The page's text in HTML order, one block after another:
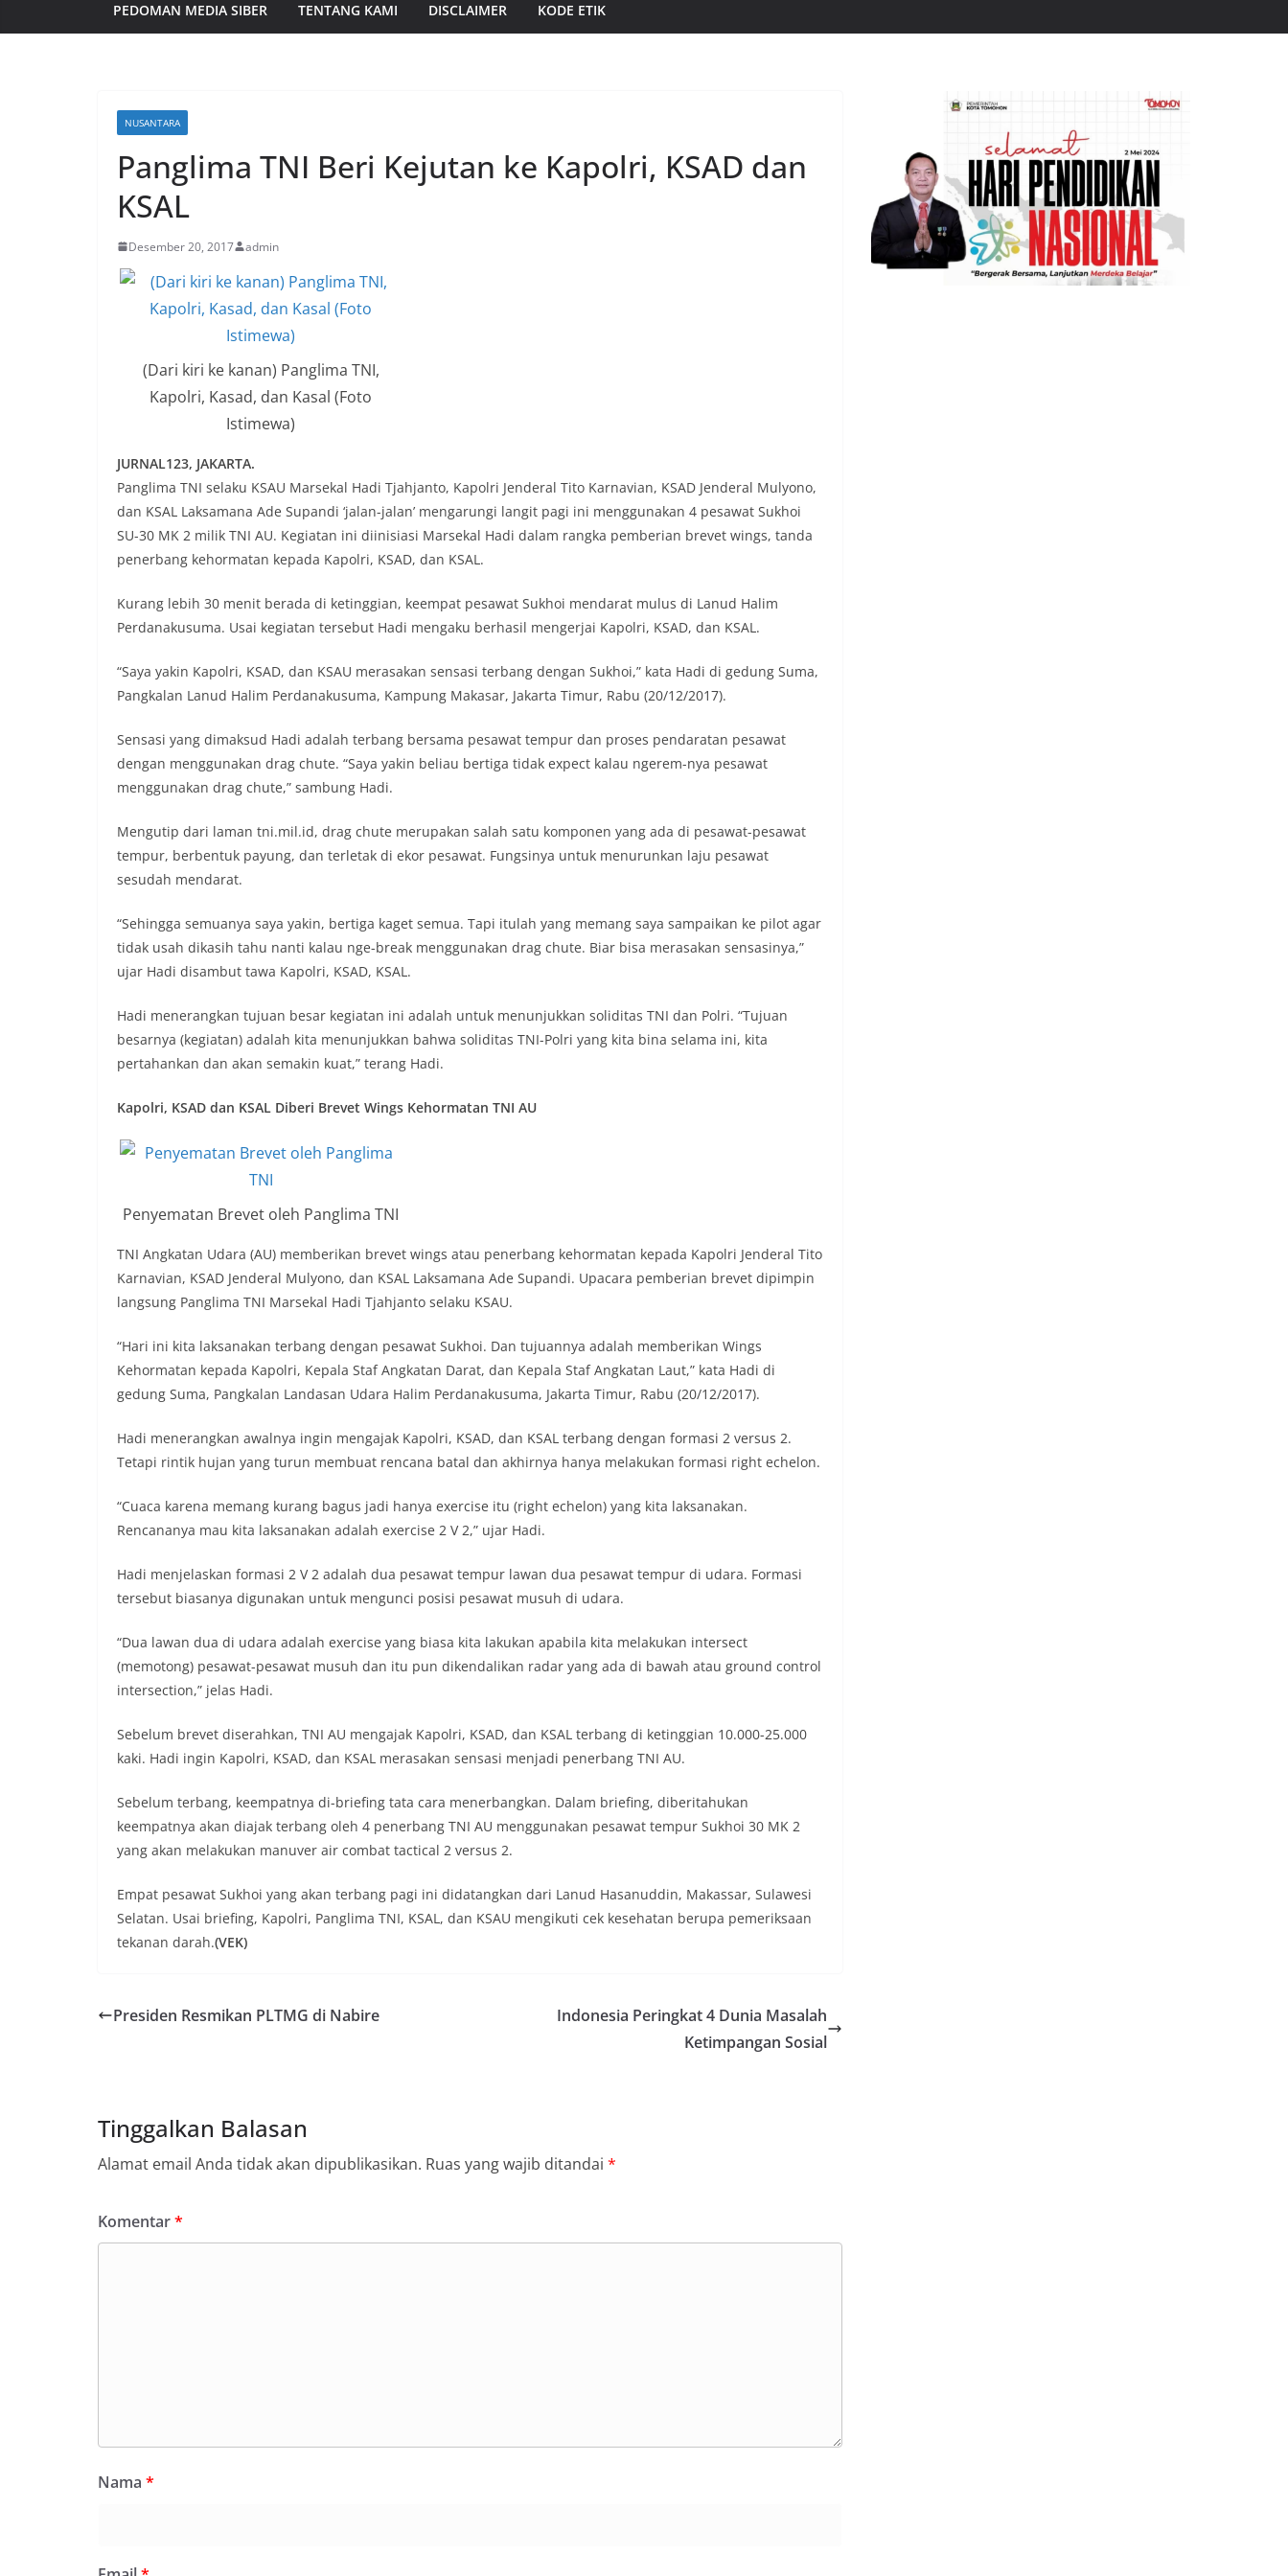
PEDOMAN MEDIA SIBER TENTANG KAMI DISCLAIMER KODE ETIK
NUSANTARA
Panglima TNI Beri Kejutan ke Kapolri, KSAD dan
KSAL
Desember 20, 2017 admin
(Dari kiri ke kanan) Panglima TNI,
Kapolri, Kasad, dan Kasal (Foto
Istimewa)
JURNAL123, JAKARTA.
Panglima TNI selaku KSAU Marsekal Hadi Tjahjanto, Kapolri Jenderal Tito Karnavian, KSAD Jenderal Mulyono,
dan KSAL Laksamana Ade Supandi ‘jalan-jalan’ mengarungi langit pagi ini menggunakan 4 pesawat Sukhoi
SU-30 MK 2 milik TNI AU. Kegiatan ini diinisiasi Marsekal Hadi dalam rangka pemberian brevet wings, tanda
penerbang kehormatan kepada Kapolri, KSAD, dan KSAL.
Kurang lebih 30 menit berada di ketinggian, keempat pesawat Sukhoi mendarat mulus di Lanud Halim
Perdanakusuma. Usai kegiatan tersebut Hadi mengaku berhasil mengerjai Kapolri, KSAD, dan KSAL.
“Saya yakin Kapolri, KSAD, dan KSAU merasakan sensasi terbang dengan Sukhoi,” kata Hadi di gedung Suma,
Pangkalan Lanud Halim Perdanakusuma, Kampung Makasar, Jakarta Timur, Rabu (20/12/2017).
Sensasi yang dimaksud Hadi adalah terbang bersama pesawat tempur dan proses pendaratan pesawat
dengan menggunakan drag chute. “Saya yakin beliau bertiga tidak expect kalau ngerem-nya pesawat
menggunakan drag chute,” sambung Hadi.
Mengutip dari laman tni.mil.id, drag chute merupakan salah satu komponen yang ada di pesawat-pesawat
tempur, berbentuk payung, dan terletak di ekor pesawat. Fungsinya untuk menurunkan laju pesawat
sesudah mendarat.
“Sehingga semuanya saya yakin, bertiga kaget semua. Tapi itulah yang memang saya sampaikan ke pilot agar
tidak usah dikasih tahu nanti kalau nge-break menggunakan drag chute. Biar bisa merasakan sensasinya,”
ujar Hadi disambut tawa Kapolri, KSAD, KSAL.
Hadi menerangkan tujuan besar kegiatan ini adalah untuk menunjukkan soliditas TNI dan Polri. “Tujuan
besarnya (kegiatan) adalah kita menunjukkan bahwa soliditas TNI-Polri yang kita bina selama ini, kita
pertahankan dan akan semakin kuat,” terang Hadi.
Kapolri, KSAD dan KSAL Diberi Brevet Wings Kehormatan TNI AU
Penyematan Brevet oleh Panglima TNI
TNI Angkatan Udara (AU) memberikan brevet wings atau penerbang kehormatan kepada Kapolri Jenderal Tito
Karnavian, KSAD Jenderal Mulyono, dan KSAL Laksamana Ade Supandi. Upacara pemberian brevet dipimpin
langsung Panglima TNI Marsekal Hadi Tjahjanto selaku KSAU.
“Hari ini kita laksanakan terbang dengan pesawat Sukhoi. Dan tujuannya adalah memberikan Wings
Kehormatan kepada Kapolri, Kepala Staf Angkatan Darat, dan Kepala Staf Angkatan Laut,” kata Hadi di
gedung Suma, Pangkalan Landasan Udara Halim Perdanakusuma, Jakarta Timur, Rabu (20/12/2017).
Hadi menerangkan awalnya ingin mengajak Kapolri, KSAD, dan KSAL terbang dengan formasi 2 versus 2.
Tetapi rintik hujan yang turun membuat rencana batal dan akhirnya hanya melakukan formasi right echelon.
“Cuaca karena memang kurang bagus jadi hanya exercise itu (right echelon) yang kita laksanakan.
Rencananya mau kita laksanakan adalah exercise 2 V 2,” ujar Hadi.
Hadi menjelaskan formasi 2 V 2 adalah dua pesawat tempur lawan dua pesawat tempur di udara. Formasi
tersebut biasanya digunakan untuk mengunci posisi pesawat musuh di udara.
“Dua lawan dua di udara adalah exercise yang biasa kita lakukan apabila kita melakukan intersect
(memotong) pesawat-pesawat musuh dan itu pun dikendalikan radar yang ada di bawah atau ground control
intersection,” jelas Hadi.
Sebelum brevet diserahkan, TNI AU mengajak Kapolri, KSAD, dan KSAL terbang di ketinggian 10.000-25.000
kaki. Hadi ingin Kapolri, KSAD, dan KSAL merasakan sensasi menjadi penerbang TNI AU.
Sebelum terbang, keempatnya di-briefing tata cara menerbangkan. Dalam briefing, diberitahukan
keempatnya akan diajak terbang oleh 4 penerbang TNI AU menggunakan pesawat tempur Sukhoi 30 MK 2
yang akan melakukan manuver air combat tactical 2 versus 2.
Empat pesawat Sukhoi yang akan terbang pagi ini didatangkan dari Lanud Hasanuddin, Makassar, Sulawesi
Selatan. Usai briefing, Kapolri, Panglima TNI, KSAL, dan KSAU mengikuti cek kesehatan berupa pemeriksaan
tekanan darah.(VEK)
Presiden Resmikan PLTMG di Nabire
Indonesia Peringkat 4 Dunia Masalah
Ketimpangan Sosial
Tinggalkan Balasan
Alamat email Anda tidak akan dipublikasikan. Ruas yang wajib ditandai *
Komentar*
Nama *